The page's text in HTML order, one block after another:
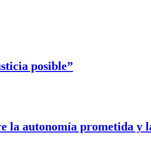
posible”
autonomía prometida y